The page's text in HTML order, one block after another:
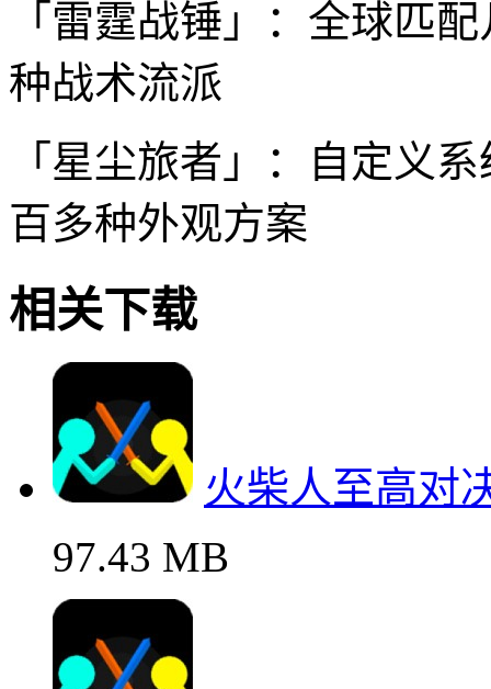
「钢铁之翼」：战斗节
接闪避取消，操作上限很
「幻影流光」：赛季限
期游玩充满动力
「雷霆战锤」：全球匹
种战术流派
「星尘旅者」：自定义
百多种外观方案
相关下载